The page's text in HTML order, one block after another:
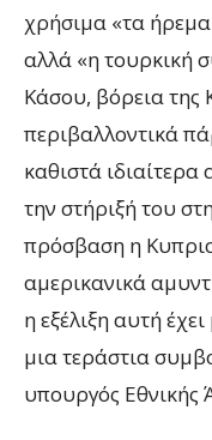
χρήσιμα «τα ήρεμα
αλλά «η τουρκική
Κάσου, βόρεια της
περιβαλλοντικά
καθιστά ιδιαίτερα
την στήριξή του
πρόσβαση η
αμερικανικά
η εξέλιξη αυτή
μια τεράστια
υπουργός Εθνικής